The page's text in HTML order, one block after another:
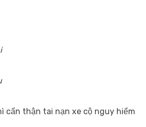
cẩn thận tai nạn xe cộ nguy hiểm